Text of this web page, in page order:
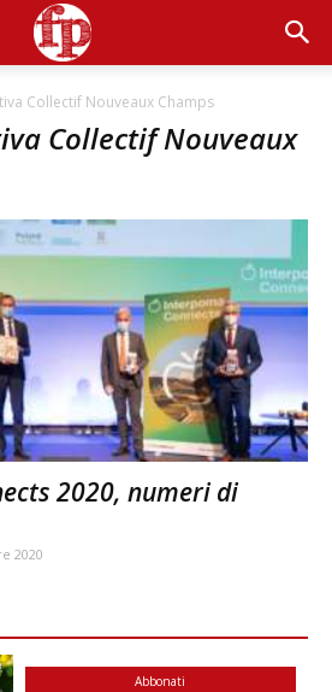
Collectif Nouveaux Champs
Collectif Nouveaux
2020, numeri di
2020
Abbonati